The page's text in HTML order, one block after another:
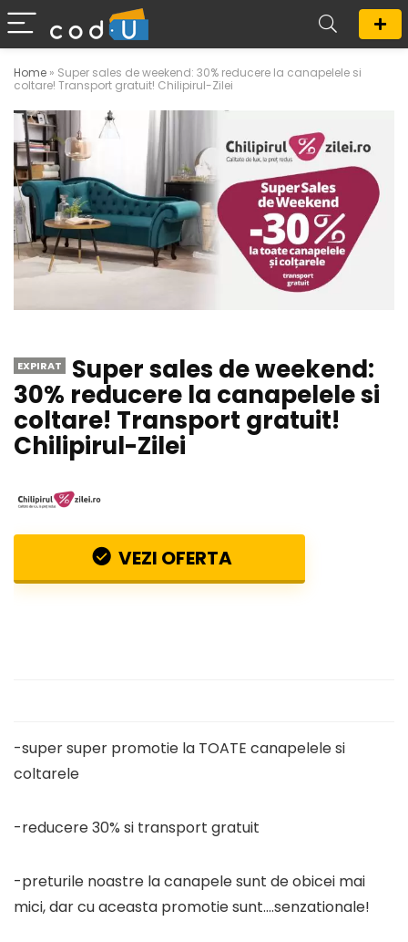
Home » Super sales de weekend: 30% reducere la canapelele si
coltare! Transport gratuit! Chilipirul-Zilei
EXPIRAT Super sales de weekend:
30% reducere la canapelele si
coltare! Transport gratuit!
Chilipirul-Zilei
VEZI OFERTA
-super super promotie la TOATE canapelele si
coltarele
-reducere 30% si transport gratuit
-preturile noastre la canapele sunt de obicei mai
mici, dar cu aceasta promotie sunt….senzationale!